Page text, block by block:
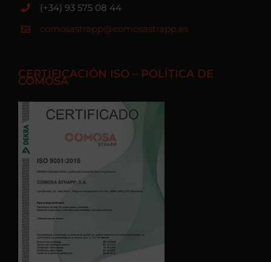
(+34) 93 575 08 44
comosastrapp@comosastrapp.es
CERTIFICACIÓN ISO – POLÍTICA DE
COMOSA